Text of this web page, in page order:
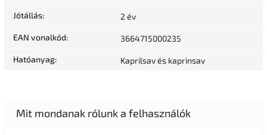
Jótállás: 2 év
EAN vonalkód: 3664715000235
Hatóanyag: Kaprilsav és kaprinsav